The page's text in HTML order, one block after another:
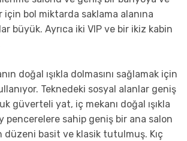
bol miktarda saklama alanına
büyük. Ayrıca iki VIP ve bir ikiz kabin
doğal ışıkla dolmasını sağlamak için
Teknedeki sosyal alanlar geniş
güverteli yat, iç mekanı doğal ışıkla
pencerelere sahip geniş bir ana salon
düzeni basit ve klasik tutulmuş. Kıç